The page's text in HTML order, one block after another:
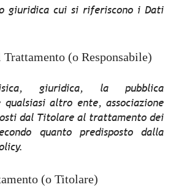
giuridica cui si riferiscono i Dati
Trattamento (o Responsabile)
giuridica, la pubblica
qualsiasi altro ente, associazione
dal Titolare al trattamento dei
quanto predisposto dalla
(o Titolare)